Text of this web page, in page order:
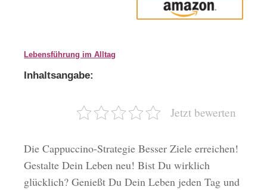
Amazon
Lebensführung im Alltag
Inhaltsangabe:
Jetzt bewerten
Die Cappuccino-Strategie Besser Ziele erreichen!
Gestalte Dein Leben neu! Bist Du wirklich
glücklich? Genießt Du Dein Leben jeden Tag und